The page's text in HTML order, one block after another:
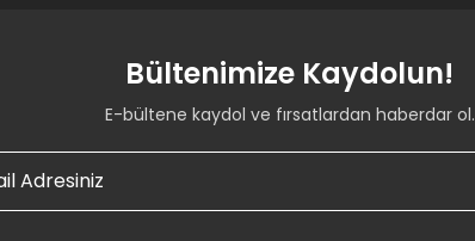
Bültenimize Kaydolun!
E-bültene kaydol ve fırsatlardan haberdar ol.